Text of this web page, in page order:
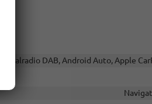
DAB, Android Auto, Apple